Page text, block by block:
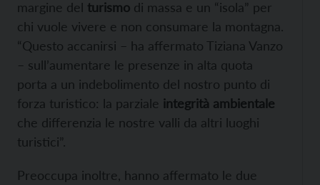
margine del turismo di massa e un “isola” per
chi vuole vivere e non consumare la montagna.
“Questo accanirsi – ha affermato Tiziana Vanzo
– sull’aumentare le presenze in alta quota
porta a un indebolimento del nostro punto di
forza turistico: la parziale integrità ambientale
che differenzia le nostre valli da altri luoghi
turistici”.
Preoccupa inoltre, hanno affermato le due